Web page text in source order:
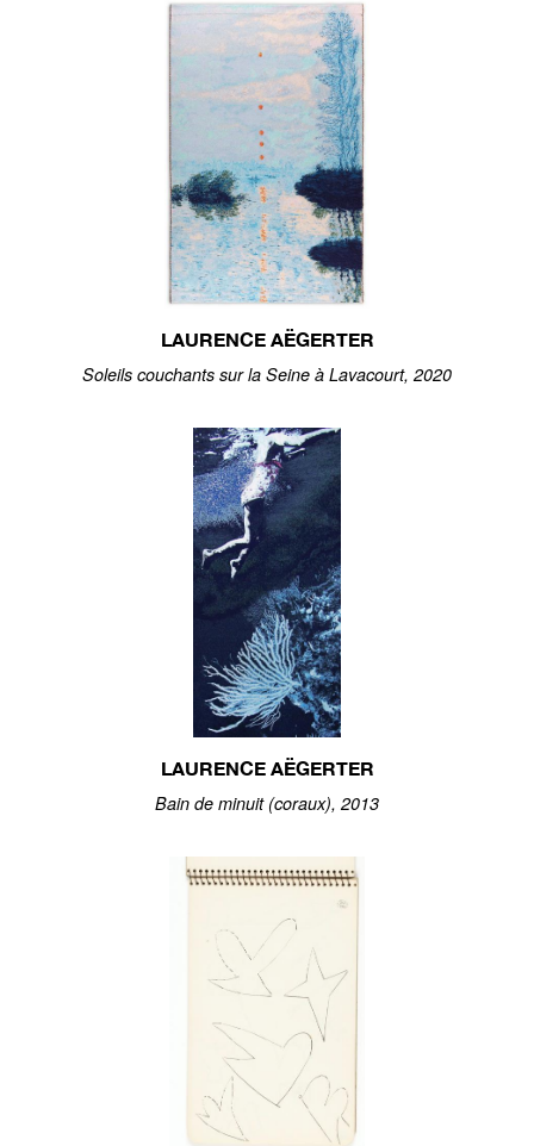
LAURENCE AËGERTER
Soleils couchants sur la Seine à Lavacourt, 2020
LAURENCE AËGERTER
Bain de minuit (coraux), 2013